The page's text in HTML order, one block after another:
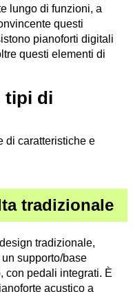
lungo di funzioni, a
questi
pianoforti digitali
questi elementi di
tipi di
di caratteristiche e
tradizionale
tradizionale,
supporto/base
con pedali integrati. È
acustico a